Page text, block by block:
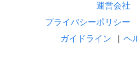
運営会社
プライバシーポリシー
ガイドライン
| ヘ